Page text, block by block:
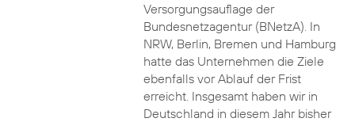
Versorgungsauflage der
Bundesnetzagentur (BNetzA). In
NRW, Berlin, Bremen und Hamburg
hatte das Unternehmen die Ziele
ebenfalls vor Ablauf der Frist
erreicht. Insgesamt haben wir in
Deutschland in diesem Jahr bisher